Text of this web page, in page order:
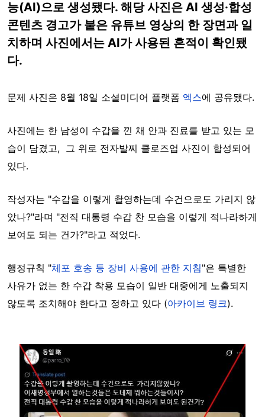
능(AI)으로 생성됐다. 해당 사진은 AI 생성·합성
콘텐츠 경고가 붙은 유튜브 영상의 한 장면과 일
치하며 사진에서는 AI가 사용된 흔적이 확인됐
다.
문제 사진은 8월 18일 소셜미디어 플랫폼 엑스에 공유됐다.
사진에는 한 남성이 수갑을 낀 채 안과 진료를 받고 있는 모
습이 담겼고, 그 위로 전자발찌 클로즈업 사진이 합성되어
있다.
작성자는 "수갑을 이렇게 촬영하는데 수건으로도 가리지 않
았나?"라며 "전직 대통령 수갑 찬 모습을 이렇게 적나라하게
보여도 되는 건가?"라고 적었다.
행정규칙 "체포 호송 등 장비 사용에 관한 지침"은 특별한
사유가 없는 한 수갑 착용 모습이 일반 대중에게 노출되지
않도록 조치해야 한다고 정하고 있다 (아카이브 링크).
Image